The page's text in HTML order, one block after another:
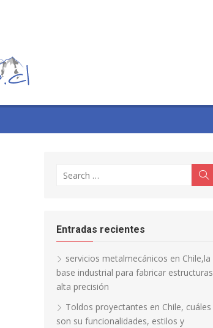
for:
Entradas recientes
servicios metalmecánicos en Chile,la
base industrial para fabricar estructuras
alta precisión
Toldos proyectantes en Chile, cuáles
son su funcionalidades, estilos y